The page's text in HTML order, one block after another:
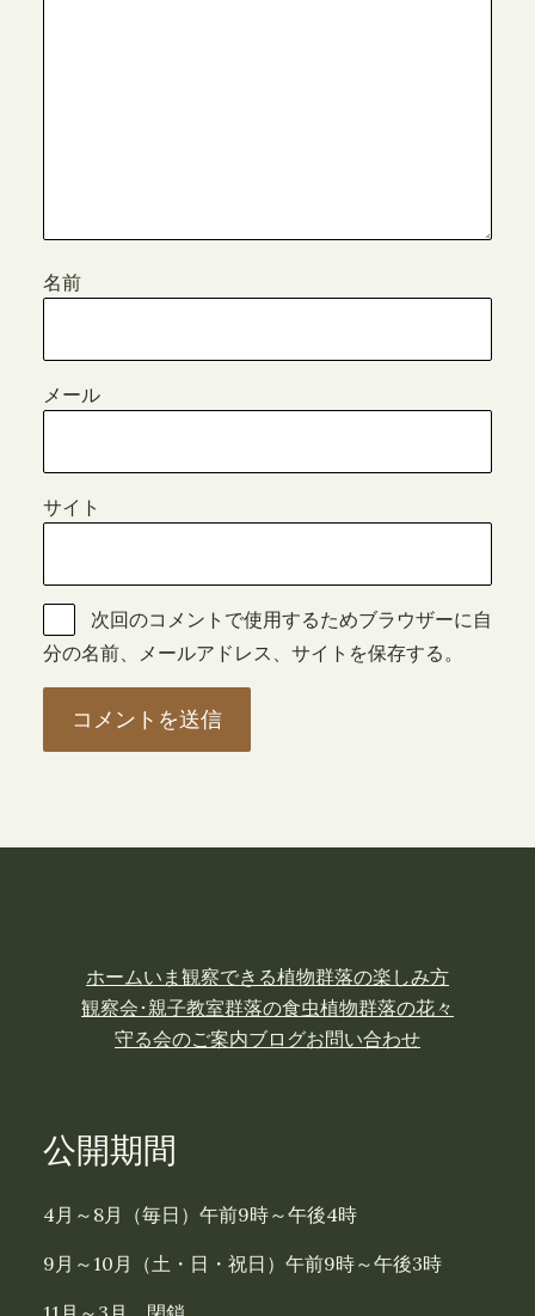
名前
メール
サイト
次回のコメントで使用するためブラウザーに自
分の名前、メールアドレス、サイトを保存する。
ホームいま観察できる植物群落の楽しみ方
観察会･親子教室群落の食虫植物群落の花々
守る会のご案内ブログお問い合わせ
公開期間
4月～8月（毎日）午前9時～午後4時
9月～10月（土・日・祝日）午前9時～午後3時